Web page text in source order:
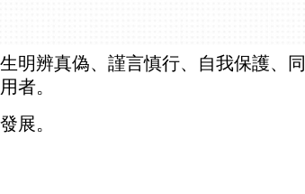
明辨真偽、謹言慎行、自我保護、同
者。
展。